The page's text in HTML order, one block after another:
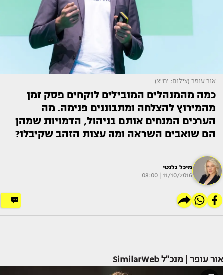
אור עופר (צילום: יח"צ)
כמה מהמנהלים המובילים לוקחים פסק זמן
מהמירוץ להצלחה ומתבוננים פנימה. מה
הערכים המנחים אותם בניהול, הדמויות שמהן
הם שואבים השראה ומה עצות הזהב שקיבלו?
מיכל גלנטי
11/10/2016 | 08:00
אור עופר | מנכ"ל SimilarWeb